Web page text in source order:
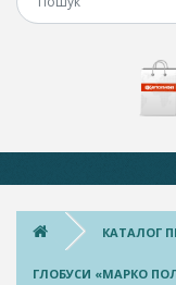
КАТАЛОГ
ГЛОБУСИ «МАРКО